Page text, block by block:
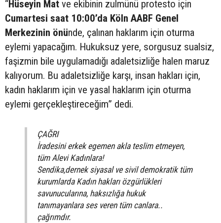
“Hüseyin Mat ve ekibinin zulmünü protesto için
Cumartesi saat 10:00’da Köln AABF Genel
Merkezinin önünde, çalınan haklarım için oturma
eylemi yapacağım. Hukuksuz yere, sorgusuz sualsiz,
faşizmin bile uygulamadığı adaletsizliğe halen maruz
kalıyorum. Bu adaletsizliğe karşı, insan hakları için,
kadın haklarım için ve yasal haklarım için oturma
eylemi gerçekleştireceğim” dedi.
ÇAĞRI
İradesini erkek egemen akla teslim etmeyen,
tüm Alevi Kadınlara!
Sendika,dernek siyasal ve sivil demokratik tüm
kurumlarda Kadın hakları özgürlükleri
savunucularına, haksızlığa hukuk
tanımayanlara ses veren tüm canlara..
çağrımdır.